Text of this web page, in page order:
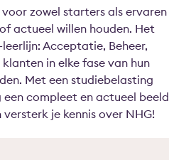
zowel starters als ervaren
actueel willen houden. Het
Acceptatie, Beheer,
in elke fase van hun
Met een studiebelasting
compleet en actueel beeld
je kennis over NHG!